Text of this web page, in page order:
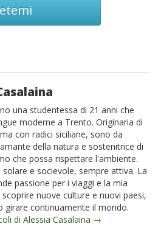
una studentessa di 21 anni che
moderne a Trento. Originaria di
con radici siciliane, sono da
della natura e sostenitrice di
che possa rispettare l'ambiente.
solare e socievole, sempre attiva. La
passione per i viaggi e la mia
nuove culture e nuovi paesi,
girare continuamente il mondo.
di Alessia Casalaina →